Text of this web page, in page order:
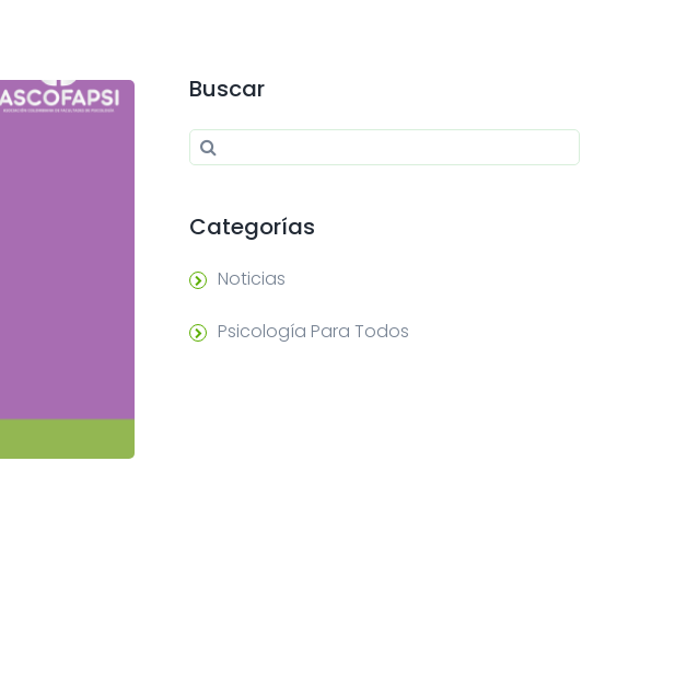
Buscar
Search for:
Categorías
Noticias
Psicología Para Todos